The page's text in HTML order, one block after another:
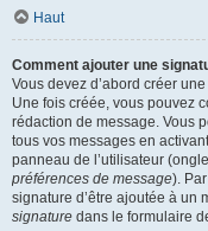
Haut
Comment ajouter une
Vous devez d’abord créer
Une fois créée, vous pouvez
rédaction de message. Vous
tous vos messages en
panneau de l’utilisateur
préférences de message).
signature d’être ajoutée à un
signature dans le formulaire